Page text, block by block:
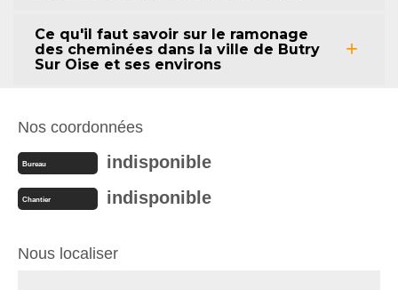
Ce qu'il faut savoir sur le ramonage
des cheminées dans la ville de Butry
Sur Oise et ses environs
Nos coordonnées
Bureau indisponible
Chantier indisponible
Nous localiser